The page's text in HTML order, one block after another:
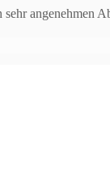
sehr angenehmen